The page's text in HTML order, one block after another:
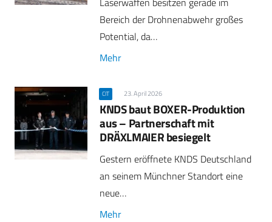
Bereich der Drohnenabwehr großes
Potential, da…
Mehr
CIT 23. April 2026
KNDS baut BOXER-Produktion
aus – Partnerschaft mit
DRÄXLMAIER besiegelt
Gestern eröffnete KNDS Deutschland
an seinem Münchner Standort eine
neue…
Mehr